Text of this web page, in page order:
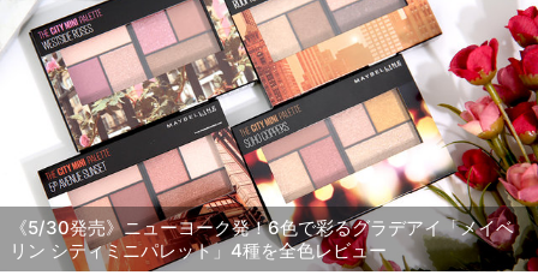
《5/30発売》ニューヨーク発！6色で彩るグラデアイ「メイベ
リン シティミニパレット」4種を全色レビュー